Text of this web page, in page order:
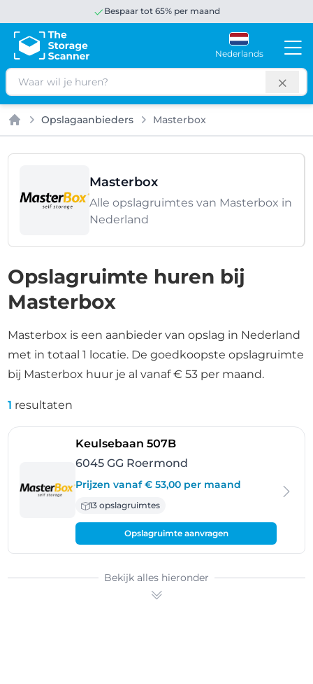
Bespaar tot 65% per maand
Nederlands
Zoeken
Home
Opslagaanbieders Masterbox
Masterbox
Alle opslagruimtes van Masterbox in
Nederland
Opslagruimte huren bij
Masterbox
Masterbox is een aanbieder van opslag in Nederland
met in totaal 1 locatie. De goedkoopste opslagruimte
bij Masterbox huur je al vanaf € 53 per maand.
1 resultaten
Keulsebaan 507B- Roermond
6045 GG Roermond
Prijzen vanaf € 53,00 per maand
13 opslagruimtes
Opslagruimte aanvragen
Bekijk alles hieronder